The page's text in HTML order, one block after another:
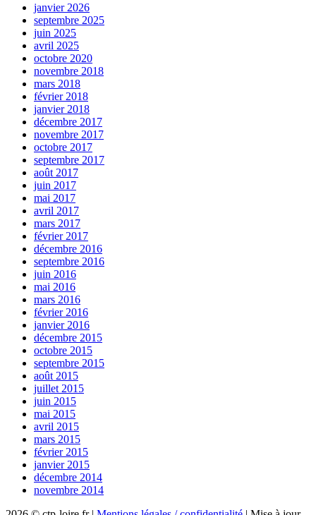
janvier 2026
septembre 2025
juin 2025
avril 2025
octobre 2020
novembre 2018
mars 2018
février 2018
janvier 2018
décembre 2017
novembre 2017
octobre 2017
septembre 2017
août 2017
juin 2017
mai 2017
avril 2017
mars 2017
février 2017
décembre 2016
septembre 2016
juin 2016
mai 2016
mars 2016
février 2016
janvier 2016
décembre 2015
octobre 2015
septembre 2015
août 2015
juillet 2015
juin 2015
mai 2015
avril 2015
mars 2015
février 2015
janvier 2015
décembre 2014
novembre 2014